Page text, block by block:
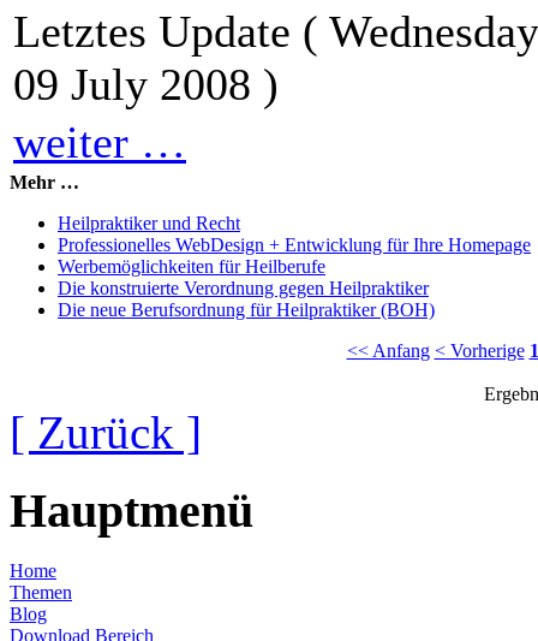
Letztes Update (
09 July 2008 )
weiter …
Mehr …
Heilpraktiker und Recht
Professionelles WebDesign + Entwicklung für Ihre Homepage
Werbemöglichkeiten für Heilberufe
Die konstruierte Verordnung gegen Heilpraktiker
Die neue Berufsordnung für Heilpraktiker (BOH)
<< Anfang < Vorherige 1
[ Zurück ]
Hauptmenü
Home
Themen
Blog
Download Bereich